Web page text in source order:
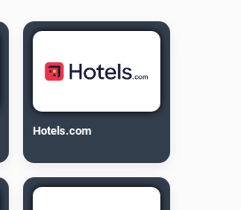
Hotels.com